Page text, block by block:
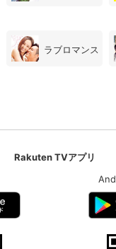
ラブロマンス
Rakuten TVアプリ